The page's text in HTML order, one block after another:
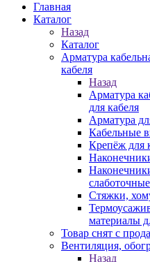
Главная
Каталог
Назад
Каталог
Арматура
кабеля
Назад
Арматура
для кабеля
Арматура
Кабельные
Крепёж для
слаботочные
Стяжки,
материалы
Товар снят с
Вентиляция,
Назад